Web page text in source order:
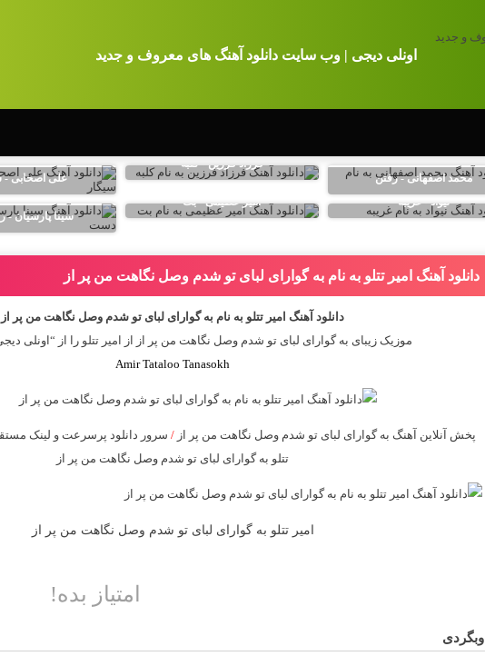
اونلی دیجی | وب سایت دانلود آهنگ های معروف و جدید
محمد اصفهانی - رفتن
فرزاد فرزین - کلبه
علی اصحابی -
نیواد - غریبه
امیر عظیمی - بت
سینا پارسیان
دانلود آهنگ امیر تتلو به نام به گوارای لبای تو شدم وصل نگاهت من پر از
دانلود آهنگ امیر تتلو به نام به گوارای لبای تو شدم وصل نگاهت من پر از
موزیک زیبای به گوارای لبای تو شدم وصل نگاهت من پر از از
امیر تتلو را از “اونلی
Amir Tataloo Tanasokh
پخش آنلاین آهنگ به گوارای لبای تو شدم وصل نگاهت من پر از/ سرور دانلود پرسرعت و لینک
تتلو به گوارای لبای تو شدم وصل نگاهت من پر از
امیر تتلو به گوارای لبای تو شدم وصل نگاهت من پر از
امتیاز بده!
وبگردی